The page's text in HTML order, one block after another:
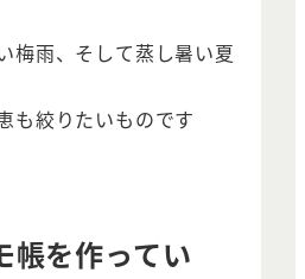
梅雨、そして蒸し暑い夏
も絞りたいものです
帳を作ってい